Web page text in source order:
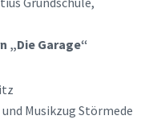
„Die Garage“
Musikzug Störmede